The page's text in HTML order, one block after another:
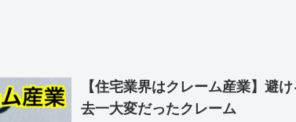
【住宅業界はクレーム産業】避
去一大変だったクレーム